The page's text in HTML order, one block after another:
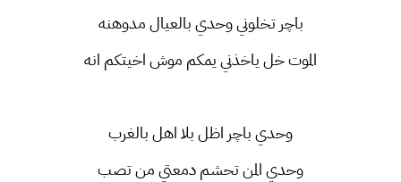
باچر تخلوني وحدي بالعيال مدوهنه
الموت خل ياخذني يمكم موش اخيتكم انه
وحدي باچر اظل بلا اهل بالغرب
وحدي المن تحشم دمعتي من تصب